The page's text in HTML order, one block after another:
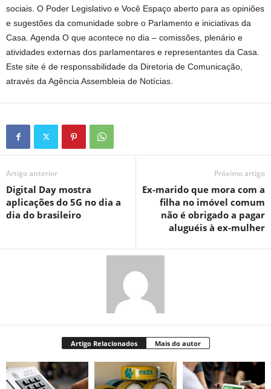
sociais. O Poder Legislativo e Você Espaço aberto para as opiniões
e sugestões da comunidade sobre o Parlamento e iniciativas da
Casa. Agenda O que acontece no dia – comissões, plenário e
atividades externas dos parlamentares e representantes da Casa.
Este site é de responsabilidade da Diretoria de Comunicação,
através da Agência Assembleia de Notícias.
Artigo anterior
Digital Day mostra
aplicações do 5G no dia a
dia do brasileiro
Próximo artigo
Ex-marido que mora com a
filha no imóvel comum
não é obrigado a pagar
aluguéis à ex-mulher
Artigo Relacionados Mais do autor